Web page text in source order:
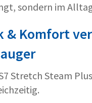
sondern im
& Komfort
Stretch Steam